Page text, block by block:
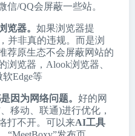
信/QQ会屏蔽一些站。
览器。 如果浏览器提
并非真的违规。而是浏
荐原生态不会屏蔽网站的
浏览器， Alook浏览器
软Edge等
因为网络问题。 好的网
移动、联通)进行优化，
打不开。可以来AI工具